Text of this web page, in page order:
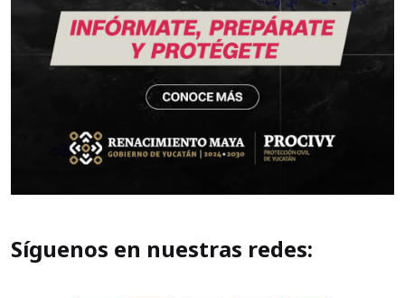
Síguenos en nuestras redes: